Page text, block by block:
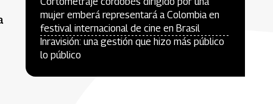
mujer emberá representará a Colombia en
festival internacional de cine en Brasil
Inravisión: una gestión que hizo más público
lo público